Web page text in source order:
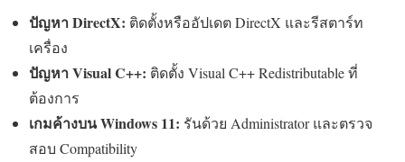
ปัญหา DirectX: ติดตั้งหรืออัปเดต DirectX และรีสตาร์ท
เครื่อง
ปัญหา Visual C++: ติดตั้ง Visual C++ Redistributable ที่
ต้องการ
เกมค้างบน Windows 11: รันด้วย Administrator และตรวจ
สอบ Compatibility